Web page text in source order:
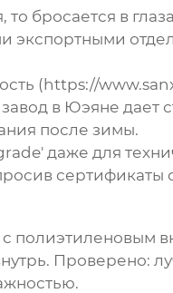
то бросается в
экспортными
(https://
в Юэяне дает
после зимы.
даже для
сертификаты
полиэтиленовым
Проверено: